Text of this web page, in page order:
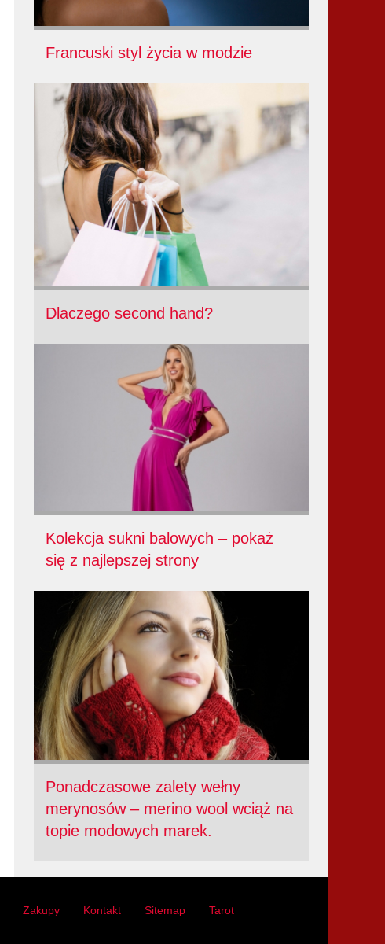
Francuski styl życia w modzie
Dlaczego second hand?
Kolekcja sukni balowych – pokaż
się z najlepszej strony
Ponadczasowe zalety wełny
merynosów – merino wool wciąż na
topie modowych marek.
Zakupy Kontakt Sitemap Tarot